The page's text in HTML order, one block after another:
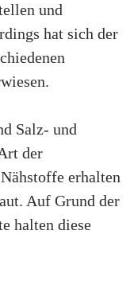
und
hat sich der
Salz- und
der
erhalten
Auf Grund der
halten diese